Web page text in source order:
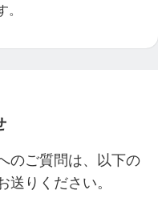
のご質問は、以下の
送りください。